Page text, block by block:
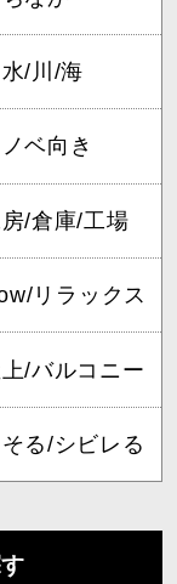
/川/海
ノベ向き
/倉庫/工場
リラックス
/バルコニー
る/シビレる